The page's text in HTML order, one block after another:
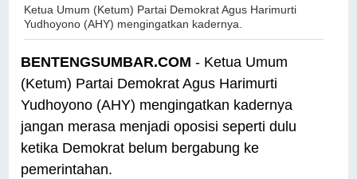
Ketua Umum (Ketum) Partai Demokrat Agus Harimurti
Yudhoyono (AHY) mengingatkan kadernya.
BENTENGSUMBAR.COM - Ketua Umum
(Ketum) Partai Demokrat Agus Harimurti
Yudhoyono (AHY) mengingatkan kadernya
jangan merasa menjadi oposisi seperti dulu
ketika Demokrat belum bergabung ke
pemerintahan.